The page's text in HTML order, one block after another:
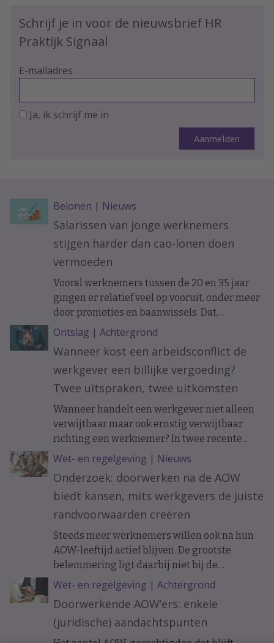
Schrijf je in voor de nieuwsbrief HR
Praktijk Signaal
E-mailadres
Ja, ik schrijf me in
Belonen | Nieuws
Salarissen van jonge werknemers
stijgen harder dan cao-lonen doen
vermoeden
Vooral werknemers tussen de 20 en 35 jaar
gingen er relatief veel op vooruit, onder meer
door promoties en baanwissels. Dat
constateren economen van ABN Amro in
vakblad ESB, meldt De Telegraaf.
Ontslag | Achtergrond
Wanneer kost een arbeidsconflict de
werkgever een billijke vergoeding?
Twee uitspraken, twee uitkomsten
Wanneer handelt een werkgever niet alleen
verwijtbaar maar ook ernstig verwijtbaar
richting een werknemer? In twee recente
uitspraken werd de arbeidsovereenkomst
ontbonden op initiatief van de werknemer. In
het ene geval moest de werkgever een forse
billijke vergoeding betalen, in het andere
geval hoefde dat niet.
Wet- en regelgeving | Nieuws
Onderzoek: doorwerken na de AOW
biedt kansen, mits werkgevers de juiste
randvoorwaarden creëren
Steeds meer werknemers willen ook na hun
AOW-leeftijd actief blijven. De grootste
belemmering ligt daarbij niet bij de
doorwerkers zelf, maar bij de organisatie.
Wet- en regelgeving | Achtergrond
Doorwerkende AOW’ers: enkele
(juridische) aandachtspunten